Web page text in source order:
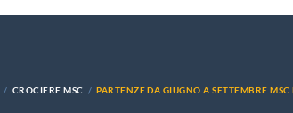
CROCIERE MSC PARTENZE DA GIUGNO A SETTEMBRE